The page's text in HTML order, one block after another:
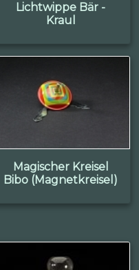
Lichtwippe Bär -
Kraul
Magischer Kreisel
Bibo (Magnetkreisel)